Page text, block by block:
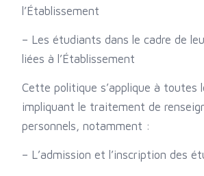
l’Établissement
– Les étudiants dans le cadre de
liées à l’Établissement
Cette politique s’applique à toutes
impliquant le traitement de
personnels, notamment :
– L’admission et l’inscription des